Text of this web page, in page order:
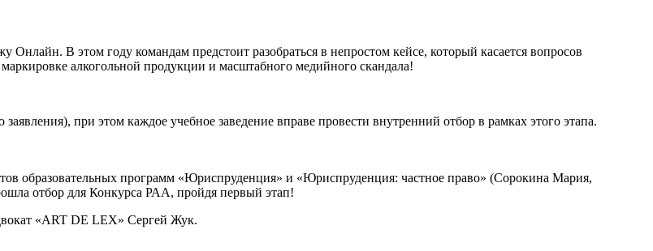
В этом году командам предстоит разобраться в непростом кейсе, который касается вопросов
алкогольной продукции и масштабного медийного скандала!
при этом каждое учебное заведение вправе провести внутренний отбор в рамках этого этапа.
образовательных программ «Юриспруденция» и «Юриспруденция: частное право» (Сорокина Мария,
отбор для Конкурса РАА, пройдя первый этап!
«ART DE LEX» Сергей Жук.